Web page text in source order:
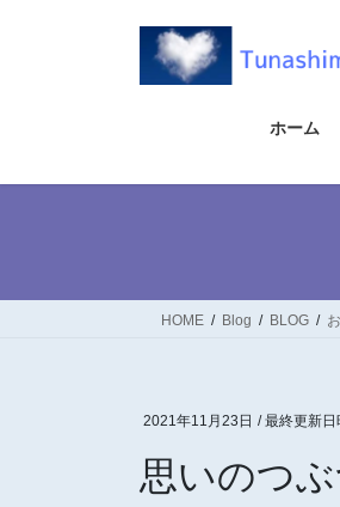
ス
ン
ホーム
HOME Blog BLOG
2021年11月23日 / 最終更新日
思いのつ